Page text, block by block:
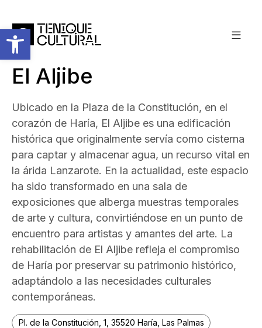
Abrir barra de herramientas
El Aljibe
Ubicado en la Plaza de la Constitución, en el
corazón de Haría, El Aljibe es una edificación
histórica que originalmente servía como cisterna
para captar y almacenar agua, un recurso vital en
la árida Lanzarote. En la actualidad, este espacio
ha sido transformado en una sala de
exposiciones que alberga muestras temporales
de arte y cultura, convirtiéndose en un punto de
encuentro para artistas y amantes del arte. La
rehabilitación de El Aljibe refleja el compromiso
de Haría por preservar su patrimonio histórico,
adaptándolo a las necesidades culturales
contemporáneas.
Pl. de la Constitución, 1, 35520 Haría, Las Palmas